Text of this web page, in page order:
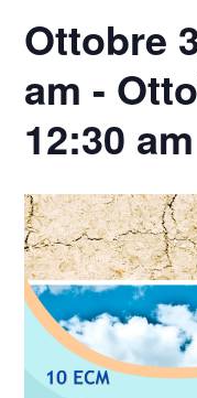
Ottobre
am -
12:30 am